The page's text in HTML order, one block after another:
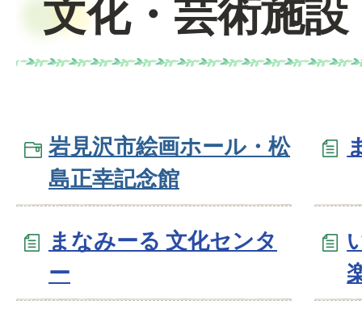
文化・芸術施設
岩見沢市絵画ホール・松
島正幸記念館
まなみーる 文化センタ
ー